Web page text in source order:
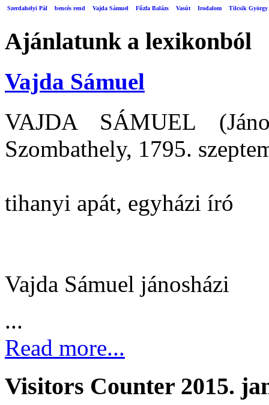
Szerdahelyi Pál bencés rend Vajda Sámuel Fűzfa Balázs Vasút Irodalom Tilcsik György
Ajánlatunk a lexikonból
Vajda Sámuel
VAJDA SÁMUEL
Szombathely, 1795.
tihanyi apát, egyházi író
Vajda Sámuel jánosházi
...
Read more...
Visitors Counter 2015.